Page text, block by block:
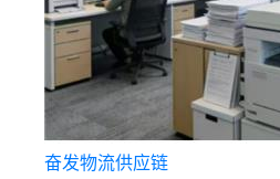
奋发物流供应链